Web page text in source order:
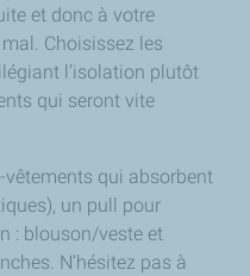
et donc à votre
Choisissez les
l’isolation plutôt
qui seront vite
vêtements qui absorbent
un pull pour
: blouson/veste et
N’hésitez pas à